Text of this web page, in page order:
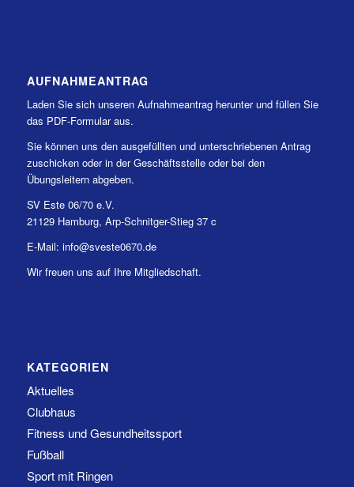
AUFNAHMEANTRAG
Laden Sie sich unseren Aufnahmeantrag herunter und füllen Sie
das PDF-Formular aus.
Sie können uns den ausgefüllten und unterschriebenen Antrag
zuschicken oder in der Geschäftsstelle oder bei den
Übungsleitern abgeben.
SV Este 06/70 e.V.
21129 Hamburg, Arp-Schnitger-Stieg 37 c
E-Mail: info@sveste0670.de
Wir freuen uns auf Ihre Mitgliedschaft.
KATEGORIEN
Aktuelles
Clubhaus
Fitness und Gesundheitssport
Fußball
Sport mit Ringen